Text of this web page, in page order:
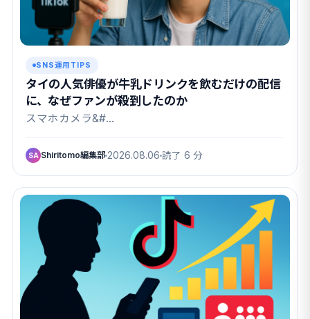
SNS運用TIPS
タイの人気俳優が牛乳ドリンクを飲むだけの配信
に、なぜファンが殺到したのか
スマホカメラ&#…
SA Shiritomo編集部 2026.08.06 読了 6 分